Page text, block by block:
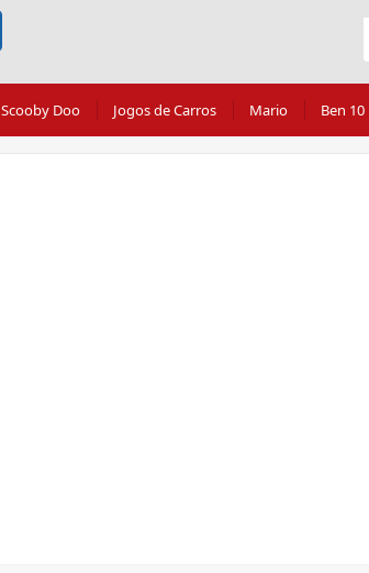
Scooby Doo Jogos de Carros Mario Ben 10